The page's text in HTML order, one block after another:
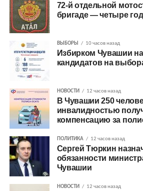
72-й отдельной
бригаде — четыре
ВЫБОРЫ 10 часов назад
Избирком Чувашии
кандидатов на
НОВОСТИ 12 часов назад
В Чувашии 250
инвалидностью
компенсацию за
ПОЛИТИКА 12 часов назад
Сергей Тюркин
обязанности
Чувашии
НОВОСТИ 12 часов назад